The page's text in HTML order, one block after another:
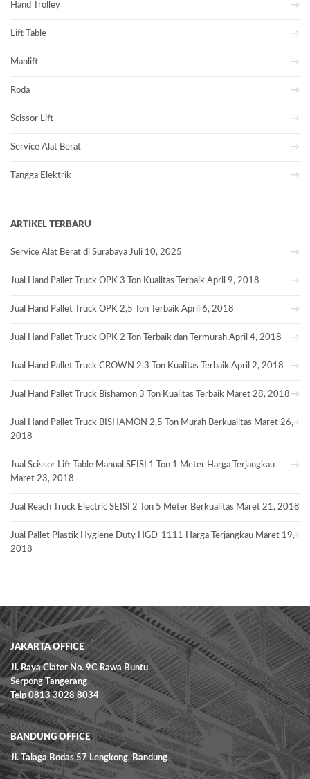
Hand Trolley
Lift Table
Manlift
Roda
Scissor Lift
Service Alat Berat
Tangga Elektrik
ARTIKEL TERBARU
Service Alat Berat di Surabaya Juli 10, 2025
Jual Hand Pallet Truck OPK 3 Ton Kualitas Terbaik April 9, 2018
Jual Hand Pallet Truck OPK 2,5 Ton Terbaik April 6, 2018
Jual Hand Pallet Truck OPK 2 Ton Terbaik dan Termurah April 4, 2018
Jual Hand Pallet Truck CROWN 2,3 Ton Kualitas Terbaik April 2, 2018
Jual Hand Pallet Truck Bishamon 3 Ton Kualitas Terbaik Maret 28, 2018
Jual Hand Pallet Truck BISHAMON 2,5 Ton Murah Berkualitas Maret 26,
2018
Jual Scissor Lift Table Manual SEISI 1 Ton 1 Meter Harga Terjangkau
Maret 23, 2018
Jual Reach Truck Electric SEISI 2 Ton 5 Meter Berkualitas Maret 21, 2018
Jual Pallet Plastik Hygiene Duty HGD-1111 Harga Terjangkau Maret 19,
2018
JAKARTA OFFICE
Jl. Raya Ciater No. 9C Rawa Buntu
Serpong Tangerang
Telp 0813 3028 8034
BANDUNG OFFICE
Jl. Talaga Bodas 57 Lengkong, Bandung